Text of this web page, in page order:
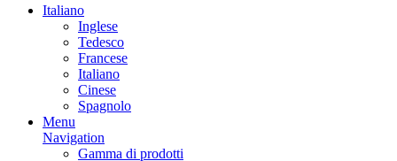
Italiano
Inglese
Tedesco
Francese
Italiano
Cinese
Spagnolo
Menu
Navigation
Gamma di prodotti